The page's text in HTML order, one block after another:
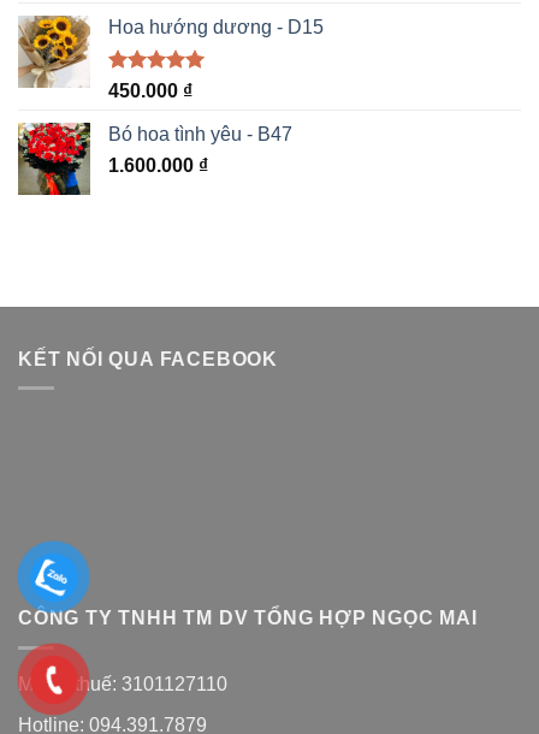
Hoa hướng dương - D15
Được xếp
5 sao
450.000 ₫
Bó hoa tình yêu - B47
1.600.000 ₫
KẾT NỐI QUA FACEBOOK
CÔNG TY TNHH TM DV TỔNG HỢP NGỌC MAI
Mã số thuế: 3101127110
Hotline: 094.391.7879